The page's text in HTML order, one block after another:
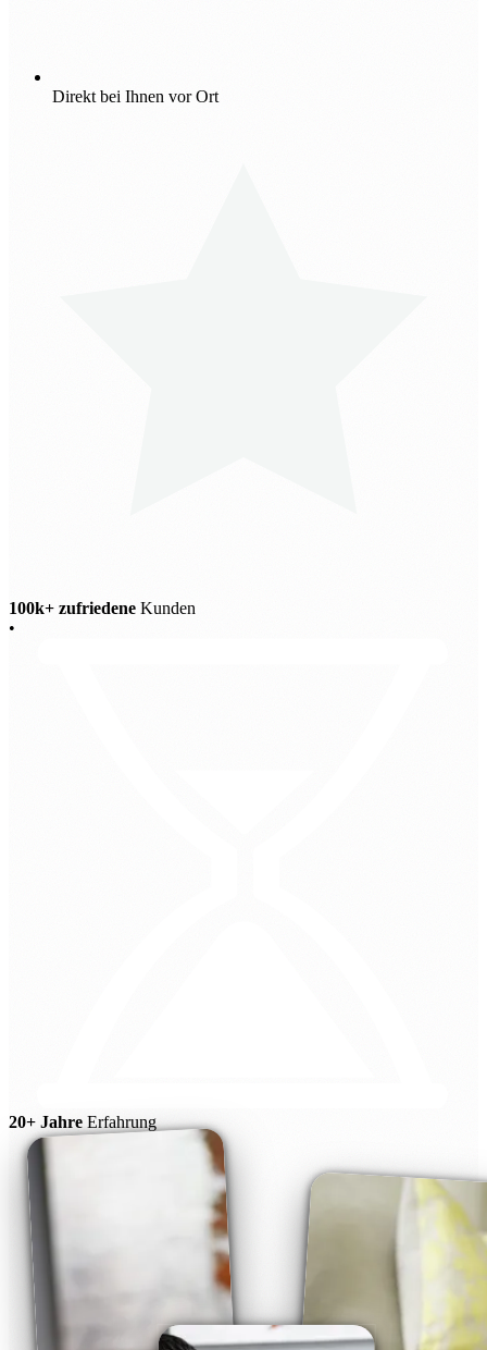
Direkt bei Ihnen vor Ort
100k+ zufriedene Kunden
•
20+ Jahre Erfahrung